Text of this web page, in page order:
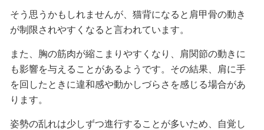
そう思うかもしれませんが、猫背になると肩甲骨の動き
が制限されやすくなると言われています。
また、胸の筋肉が縮こまりやすくなり、肩関節の動きに
も影響を与えることがあるようです。その結果、肩に手
を回したときに違和感や動かしづらさを感じる場合があ
ります。
姿勢の乱れは少しずつ進行することが多いため、自覚し